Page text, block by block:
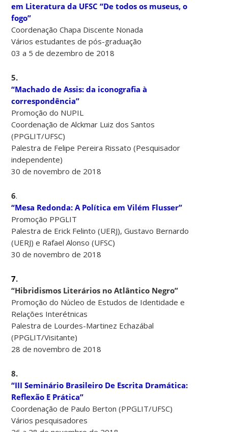
em Literatura da UFSC “De todos os museus, o
fogo”
Coordenação Chapa Discente Nonada
Vários estudantes de pós-graduação
03 a 5 de dezembro de 2018
5.
“Machado de Assis: da iconografia à
correspondência”
Promoção do NUPIL
Coordenação de Alckmar Luiz dos Santos
(PPGLIT/UFSC)
Palestra de Felipe Pereira Rissato (Pesquisador
independente)
30 de novembro de 2018
6.
“Mesa Redonda: A Política em Vilém Flusser”
Promoção PPGLIT
Palestra de Erick Felinto (UERJ), Gustavo Bernardo
(UERJ) e Rafael Alonso (UFSC)
30 de novembro de 2018
7.
“Hibridismos Literários no Atlântico Negro”
Promoção do Núcleo de Estudos de Identidade e
Relações Interétnicas
Palestra de Lourdes-Martinez Echazábal
(PPGLIT/Visitante)
28 de novembro de 2018
8.
“III Seminário Brasileiro De Escrita Dramática:
Reflexão E Prática”
Coordenação de Paulo Berton (PPGLIT/UFSC)
Vários pesquisadores